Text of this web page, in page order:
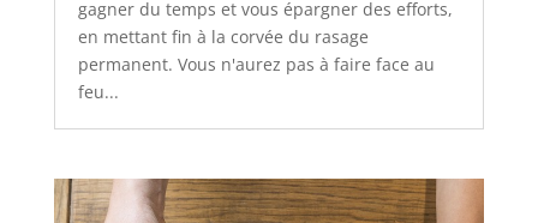
gagner du temps et vous épargner des efforts,
en mettant fin à la corvée du rasage
permanent. Vous n'aurez pas à faire face au
feu...